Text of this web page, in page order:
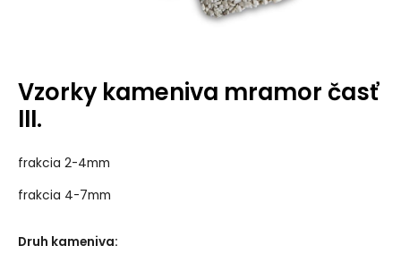
Vzorky kameniva mramor časť
III.
frakcia 2-4mm
frakcia 4-7mm
Druh kameniva: